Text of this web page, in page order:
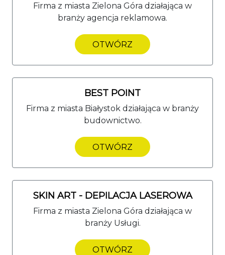
Firma z miasta Zielona Góra działająca w
branży agencja reklamowa.
OTWÓRZ
BEST POINT
Firma z miasta Białystok działająca w branży
budownictwo.
OTWÓRZ
SKIN ART - DEPILACJA LASEROWA
Firma z miasta Zielona Góra działająca w
branży Usługi.
OTWÓRZ